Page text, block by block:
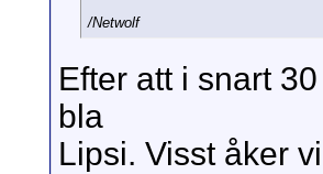
/Netwolf
Efter att i snart
bla
Lipsi. Visst åker